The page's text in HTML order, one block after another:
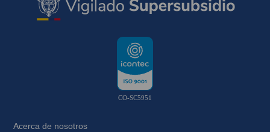
CO-SC5951
Acerca de nosotros